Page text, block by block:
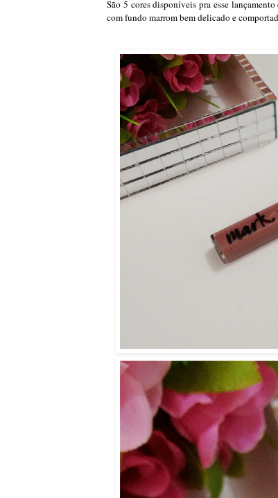
São 5 cores disponíveis pra esse
com fundo marrom bem delicado e